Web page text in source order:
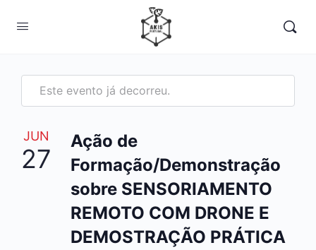
Este evento já decorreu.
JUN
27
Ação de
Formação/Demonstração
sobre SENSORIAMENTO
REMOTO COM DRONE E
DEMOSTRAÇÃO PRÁTICA